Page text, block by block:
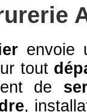
envoie
tout
de
,